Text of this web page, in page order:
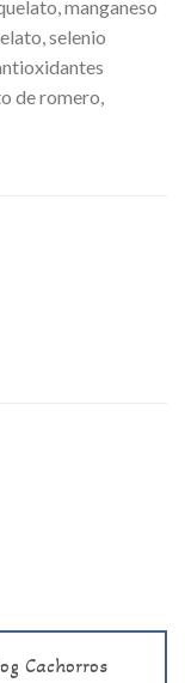
manganeso
selenio
de romero,
Cachorros